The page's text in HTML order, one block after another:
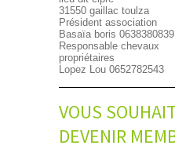
31550 gaillac toulza
Président association
Basaïa boris 0638380839
Responsable chevaux
propriétaires
Lopez Lou 0652782543
VOUS
DEVENIR